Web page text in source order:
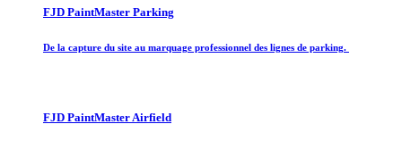
FJD PaintMaster Parking
De la capture du site au marquage professionnel des lignes de parking.
FJD PaintMaster Airfield